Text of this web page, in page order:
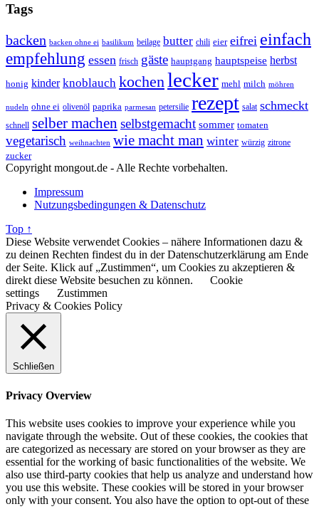
Tags
backen backen ohne ei basilikum beilage butter chili eier eifrei einfach
empfehlung essen frisch gäste hauptgang hauptspeise herbst
honig kinder knoblauch kochenlecker mehl milch möhren
nudeln ohne ei olivenöl paprika parmesan petersilie rezept salat schmeckt
schnell selber machen selbstgemacht sommer tomaten
vegetarisch weihnachten wie macht man winter würzig zitrone
zucker
Copyright mongout.de - Alle Rechte vorbehalten.
Impressum
Nutzungsbedingungen & Datenschutz
Top ↑
Diese Website verwendet Cookies – nähere Informationen dazu &
zu deinen Rechten findest du in der Datenschutzerklärung am Ende
der Seite. Klick auf „Zustimmen“, um Cookies zu akzeptieren &
direkt diese Website besuchen zu können.
Cookie
settings
Zustimmen
Privacy & Cookies Policy
Schließen
Privacy Overview
This website uses cookies to improve your experience while you
navigate through the website. Out of these cookies, the cookies that
are categorized as necessary are stored on your browser as they are
essential for the working of basic functionalities of the website. We
also use third-party cookies that help us analyze and understand how
you use this website. These cookies will be stored in your browser
only with your consent. You also have the option to opt-out of these